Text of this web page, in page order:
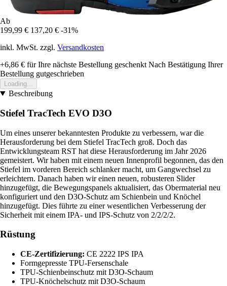
Ab
199,99 € 137,20 € -31%
inkl. MwSt. zzgl. Versandkosten
+6,86 € für Ihre nächste Bestellung geschenkt Nach Bestätigung Ihrer
Bestellung gutgeschrieben
Loading...
Beschreibung
Stiefel TracTech EVO D3O
Um eines unserer bekanntesten Produkte zu verbessern, war die
Herausforderung bei dem Stiefel TracTech groß. Doch das
Entwicklungsteam RST hat diese Herausforderung im Jahr 2026
gemeistert. Wir haben mit einem neuen Innenprofil begonnen, das den
Stiefel im vorderen Bereich schlanker macht, um Gangwechsel zu
erleichtern. Danach haben wir einen neuen, robusteren Slider
hinzugefügt, die Bewegungspanels aktualisiert, das Obermaterial neu
konfiguriert und den D3O-Schutz am Schienbein und Knöchel
hinzugefügt. Dies führte zu einer wesentlichen Verbesserung der
Sicherheit mit einem IPA- und IPS-Schutz von 2/2/2/2.
Rüstung
CE-Zertifizierung: CE 2222 IPS IPA
Formgepresste TPU-Fersenschale
TPU-Schienbeinschutz mit D3O-Schaum
TPU-Knöchelschutz mit D3O-Schaum